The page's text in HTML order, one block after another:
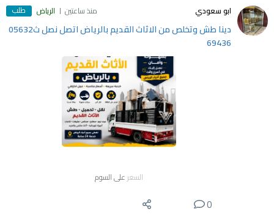
ابو سعودي منذ ساعتين الرياض طلب
دينا طش وتخلص من الاثاث القديم بالرياض اتصل نصل ث05632
69436
السعر على السوم
0